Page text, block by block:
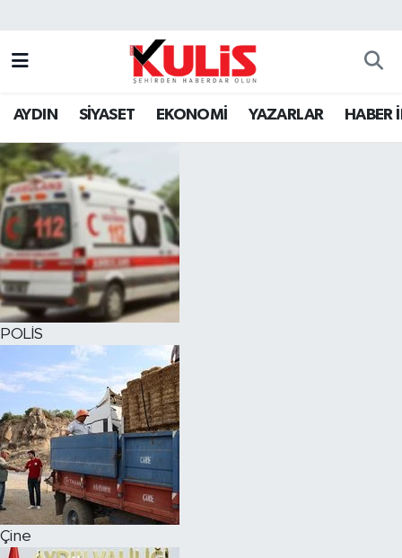
AYDIN SİYASET EKONOMİ YAZARLAR HABER
POLİS
Çine